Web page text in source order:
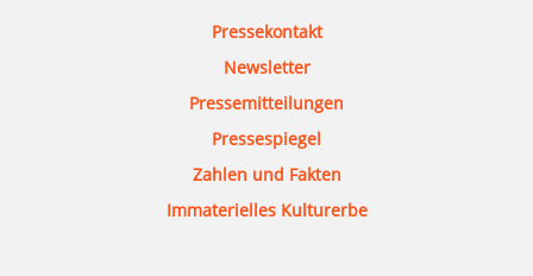
Pressekontakt
Newsletter
Pressemitteilungen
Pressespiegel
Zahlen und Fakten
Immaterielles Kulturerbe